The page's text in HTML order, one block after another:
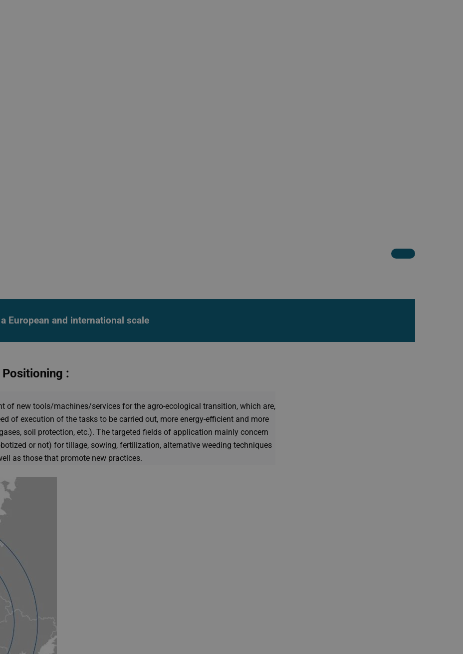
European and international scale
Positioning :
of new tools/machines/services for the agro-ecological transition, which are,
of execution of the tasks to be carried out, more energy-efficient and more
soil protection, etc.). The targeted fields of application mainly concern
or not) for tillage, sowing, fertilization, alternative weeding techniques
as those that promote new practices.